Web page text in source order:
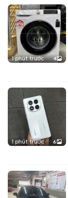
1 phút trước 4
1 phút trước 6